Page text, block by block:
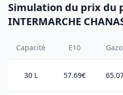
Simulation du prix du
INTERMARCHE
Capacité E10
30 L 57.69€